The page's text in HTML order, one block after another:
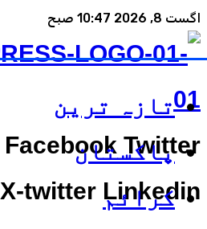
اگست 8, 2026 10:47 صبح
Facebook Twitter
X-twitter Linkedin
تازہ ترین
پاکستان
کرائم